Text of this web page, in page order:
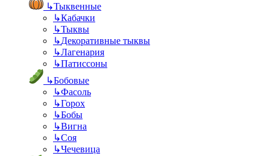
↳Тыквенные
↳Кабачки
↳Тыквы
↳Декоративные тыквы
↳Лагенария
↳Патиссоны
↳Бобовые
↳Фасоль
↳Горох
↳Бобы
↳Вигна
↳Соя
↳Чечевица